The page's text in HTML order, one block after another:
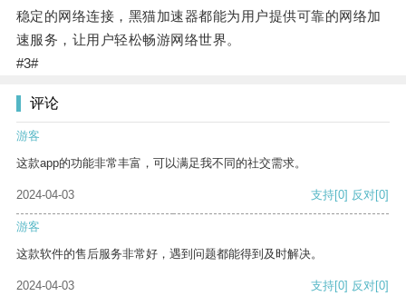
稳定的网络连接，黑猫加速器都能为用户提供可靠的网络加
速服务，让用户轻松畅游网络世界。
#3#
评论
游客
这款app的功能非常丰富，可以满足我不同的社交需求。
2024-04-03 支持[0] 反对[0]
游客
这款软件的售后服务非常好，遇到问题都能得到及时解决。
2024-04-03 支持[0] 反对[0]